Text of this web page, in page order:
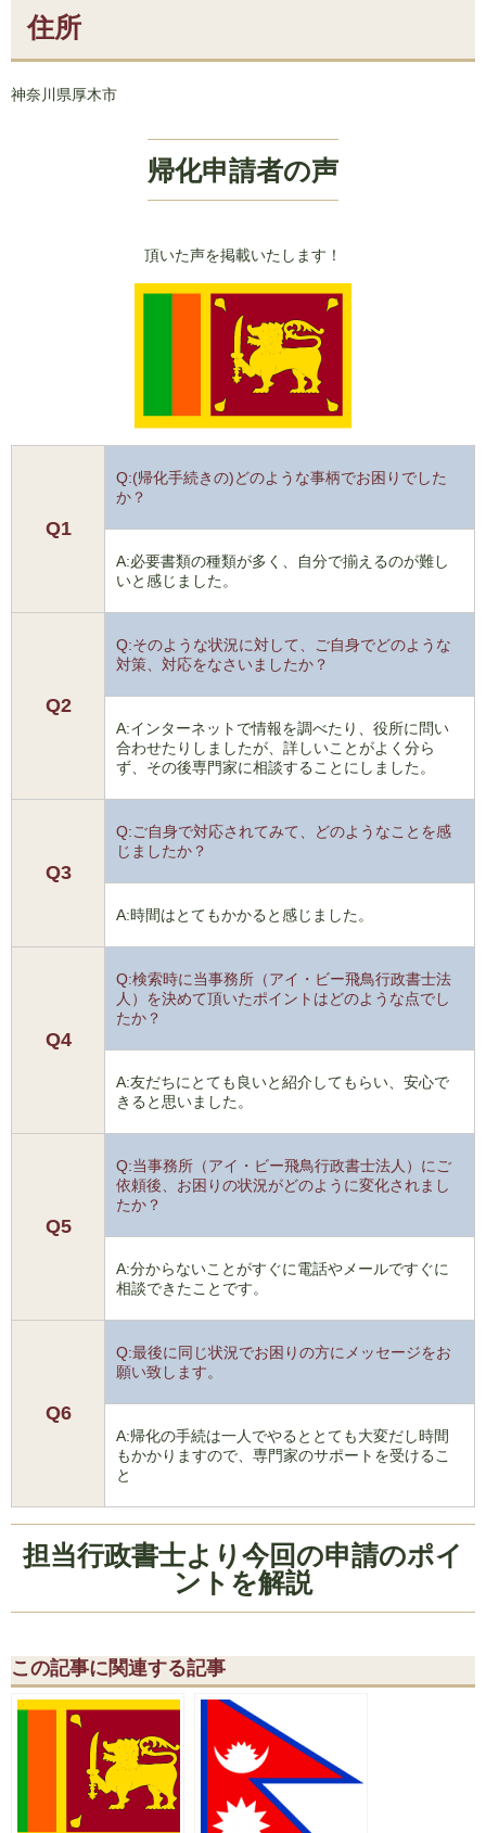
住所
神奈川県厚木市
帰化申請者の声
頂いた声を掲載いたします！
Q1
Q:(帰化手続きの)どのような事柄でお困りでした
か？
A:必要書類の種類が多く、自分で揃えるのが難し
いと感じました。
Q2
Q:そのような状況に対して、ご自身でどのような
対策、対応をなさいましたか？
A:インターネットで情報を調べたり、役所に問い
合わせたりしましたが、詳しいことがよく分ら
ず、その後専門家に相談することにしました。
Q3
Q:ご自身で対応されてみて、どのようなことを感
じましたか？
A:時間はとてもかかると感じました。
Q4
Q:検索時に当事務所（アイ・ビー飛鳥行政書士法
人）を決めて頂いたポイントはどのような点でし
たか？
A:友だちにとても良いと紹介してもらい、安心で
きると思いました。
Q5
Q:当事務所（アイ・ビー飛鳥行政書士法人）にご
依頼後、お困りの状況がどのように変化されまし
たか？
A:分からないことがすぐに電話やメールですぐに
相談できたことです。
Q6
Q:最後に同じ状況でお困りの方にメッセージをお
願い致します。
A:帰化の手続は一人でやるととても大変だし時間
もかかりますので、専門家のサポートを受けるこ
と
担当行政書士より今回の申請のポイ
ントを解説
この記事に関連する記事